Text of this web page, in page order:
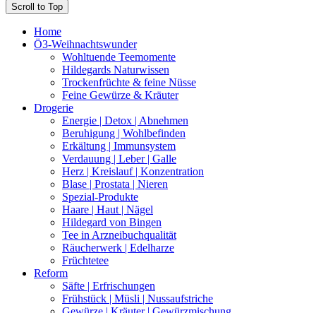
Scroll to Top
Home
Ö3-Weihnachtswunder
Wohltuende Teemomente
Hildegards Naturwissen
Trockenfrüchte & feine Nüsse
Feine Gewürze & Kräuter
Drogerie
Energie | Detox | Abnehmen
Beruhigung | Wohlbefinden
Erkältung | Immunsystem
Verdauung | Leber | Galle
Herz | Kreislauf | Konzentration
Blase | Prostata | Nieren
Spezial-Produkte
Haare | Haut | Nägel
Hildegard von Bingen
Tee in Arzneibuchqualität
Räucherwerk | Edelharze
Früchtetee
Reform
Säfte | Erfrischungen
Frühstück | Müsli | Nussaufstriche